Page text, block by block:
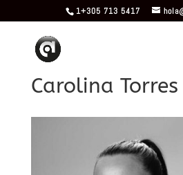
1+305 713 5417
Carolina Torres